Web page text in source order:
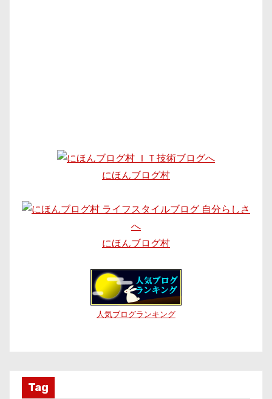
にほんブログ村
にほんブログ村
人気ブログランキング
Tag